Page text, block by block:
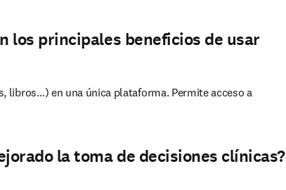
los principales beneficios de usar
libros…) en una única plataforma. Permite acceso a
la toma de decisiones clínicas?